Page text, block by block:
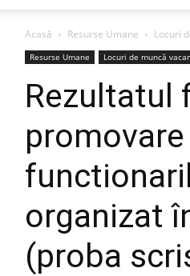
Acasă Resurse Umane Locuri
Resurse Umane Locuri de muncă
Rezultatul
organizat
(proba